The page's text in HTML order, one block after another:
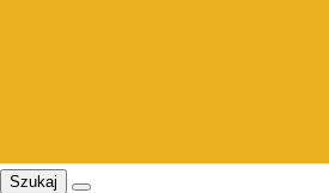
Szukaj